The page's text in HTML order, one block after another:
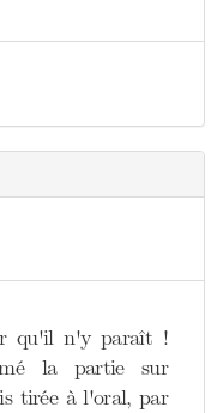
qu'il n'y paraît !
la partie sur
tirée à l'oral, par